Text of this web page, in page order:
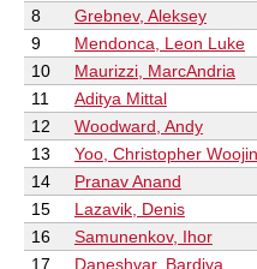
8
Grebnev, Aleksey
9
Mendonca, Leon Luke
10
Maurizzi, MarcAndria
11
Aditya Mittal
12
Woodward, Andy
13
Yoo, Christopher Woojin
14
Pranav Anand
15
Lazavik, Denis
16
Samunenkov, Ihor
17
Daneshvar, Bardiya